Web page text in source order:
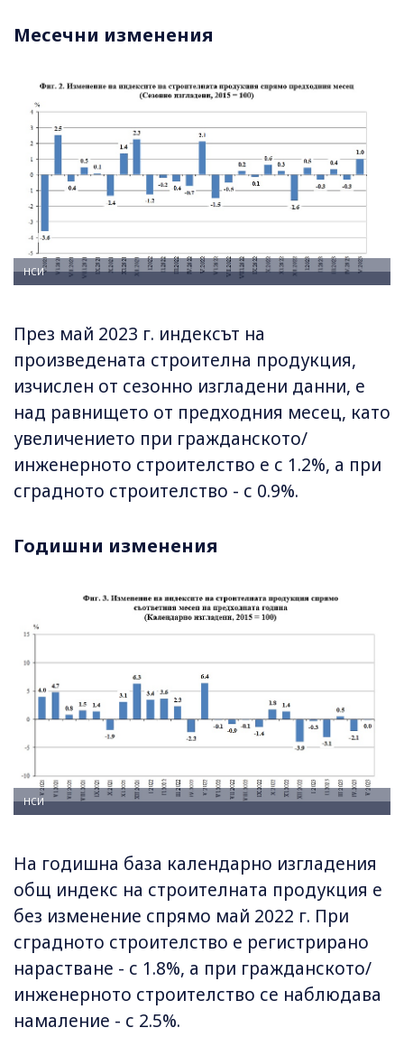
Месечни изменения
НСИ
През май 2023 г. индексът на
произведената строителна продукция,
изчислен от сезонно изгладени данни, е
над равнището от предходния месец, като
увеличението при гражданското/
инженерното строителство е с 1.2%, а при
сградното строителство - с 0.9%.
Годишни изменения
НСИ
На годишна база календарно изгладения
общ индекс на строителната продукция е
без изменение спрямо май 2022 г. При
сградното строителство е регистрирано
нарастване - с 1.8%, а при гражданското/
инженерното строителство се наблюдава
намаление - с 2.5%.